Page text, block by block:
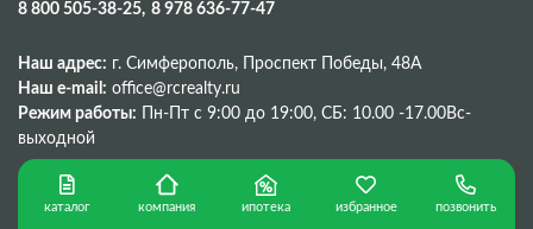
каталог компания ипотека избранное позвонить
8 800 505-38-25 8 978 636-77-47
Наш адрес: г. Симферополь, Проспект Победы, 48A
Наш e-mail: office@rcrealty.ru
Режим работы:
Пн-Пт с 9:00 до 19:00, СБ: 10.00 -17.00Вс-
выходной